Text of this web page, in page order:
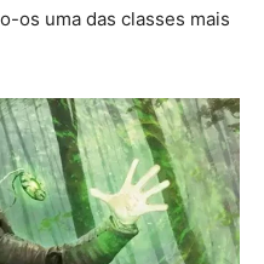
os uma das classes mais